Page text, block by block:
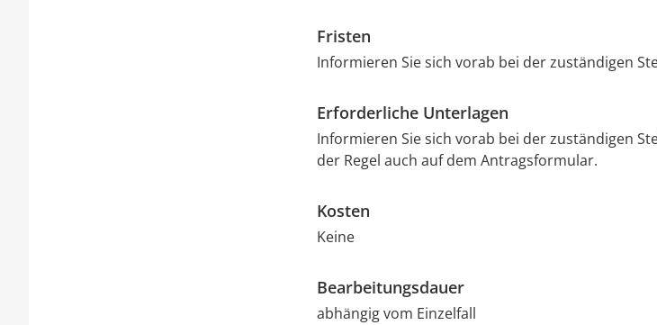
Fristen
Informieren Sie sich vorab bei der zuständigen
Erforderliche Unterlagen
Informieren Sie sich vorab bei der zuständigen
der Regel auch auf dem Antragsformular.
Kosten
Keine
Bearbeitungsdauer
abhängig vom Einzelfall